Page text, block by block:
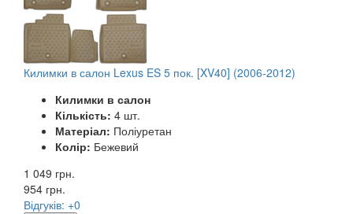
Килимки в салон Lexus ES 5 пок. [XV40] (2006-2012)
Килимки в салон
Кількість: 4 шт.
Матеріал: Поліуретан
Колір: Бежевий
1 049 грн.
954 грн.
Відгуків: +0